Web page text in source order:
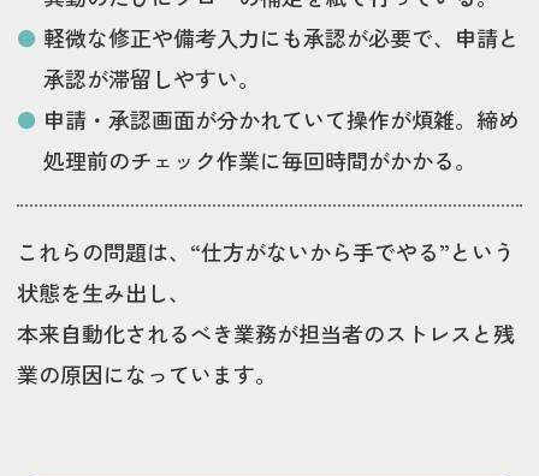
軽微な修正や備考入力にも承認が必要で、申請と
承認が滞留しやすい。
申請・承認画面が分かれていて操作が煩雑。締め
処理前のチェック作業に毎回時間がかかる。
これらの問題は、“仕方がないから手でやる”という
状態を生み出し、
本来自動化されるべき業務が担当者のストレスと残
業の原因になっています。